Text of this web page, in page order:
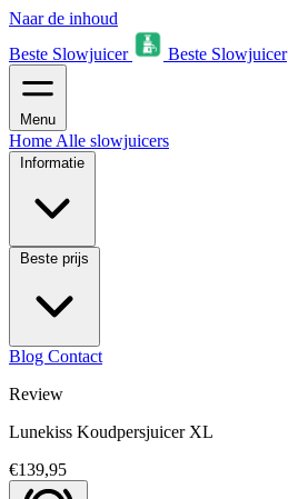
Naar de inhoud
Beste Slowjuicer
Beste Slowjuicer
Menu
Home Alle slowjuicers
Informatie
Beste prijs
Blog Contact
Review
Lunekiss Koudpersjuicer XL
€139,95